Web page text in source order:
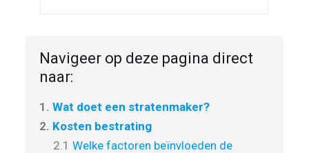
Navigeer op deze pagina direct
naar:
1. Wat doet een stratenmaker?
2. Kosten bestrating
2.1 Welke factoren beïnvloeden de